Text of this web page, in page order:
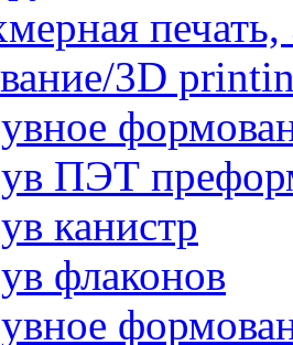
3D
ПЭТ
канистр
флаконов